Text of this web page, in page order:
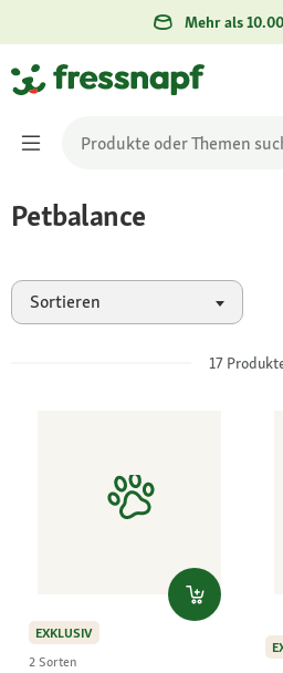
Mehr als
Petbalance
Sortieren
17
EXKLUSIV
2 Sorten